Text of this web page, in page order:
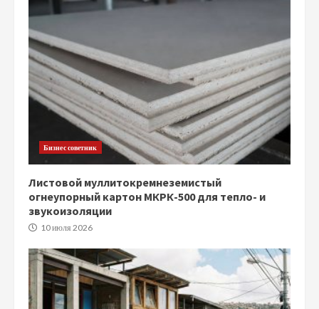
Бизнес советник
Листовой муллитокремнеземистый
огнеупорный картон МКРК-500 для тепло- и
звукоизоляции
10 июля 2026